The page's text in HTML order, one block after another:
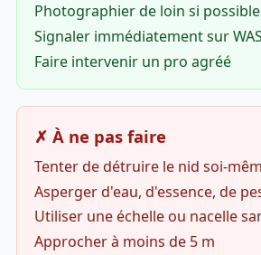
Photographier de loin si possible
Signaler immédiatement sur
Faire intervenir un pro agréé
✗ À ne pas faire
Tenter de détruire le nid soi-
Asperger d'eau, d'essence, de
Utiliser une échelle ou nacelle
Approcher à moins de 5 m